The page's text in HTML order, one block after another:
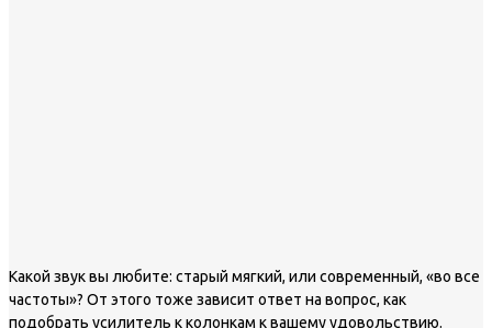
Какой звук вы любите: старый мягкий, или современный, «во все
частоты»? От этого тоже зависит ответ на вопрос, как
подобрать усилитель к колонкам к вашему удовольствию.